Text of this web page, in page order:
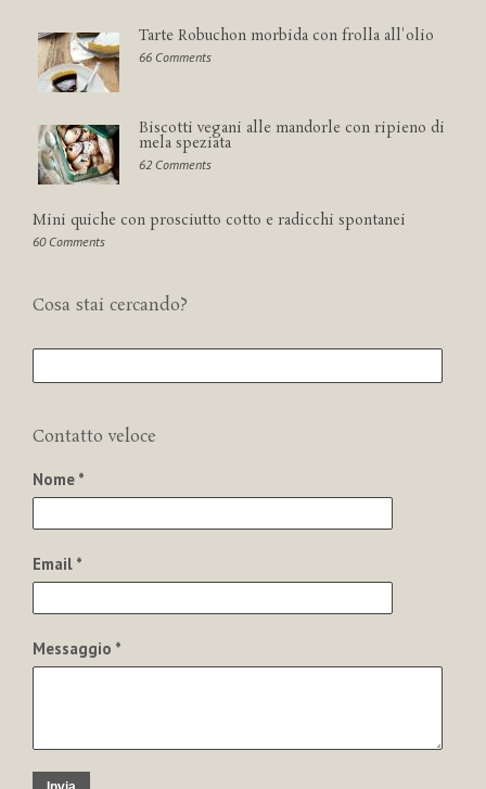
Tarte Robuchon morbida con frolla all'olio
66 Comments
Biscotti vegani alle mandorle con ripieno di
mela speziata
62 Comments
Mini quiche con prosciutto cotto e radicchi spontanei
60 Comments
Cosa stai cercando?
Contatto veloce
Nome *
Email *
Messaggio *